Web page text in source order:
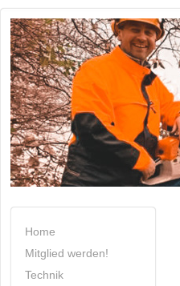
Home
Mitglied werden!
Technik